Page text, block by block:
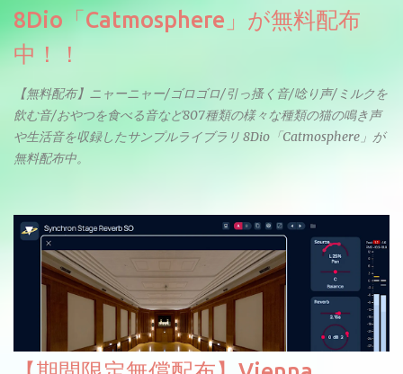
8Dio「Catmosphere」が無料配布
中！！
【無料配布】ニャーニャー/ゴロゴロ/引っ搔く音/唸り声/ミルクを
飲む音/おやつを食べる音など807種類の様々な種類の猫の鳴き声
や生活音を収録したサンプルライブラリ 8Dio「Catmosphere」が
無料配布中。